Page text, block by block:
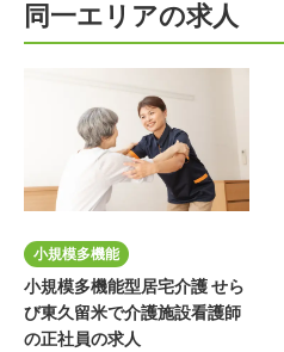
同一エリアの求人
小規模多機能
小規模多機能型居宅介護 せら
び東久留米で介護施設看護師
の正社員の求人